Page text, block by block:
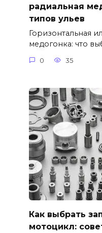
радиальная
типов ульев
Горизонтальная
медогонка: что
0 35
Как выбрать
мотоцикл: